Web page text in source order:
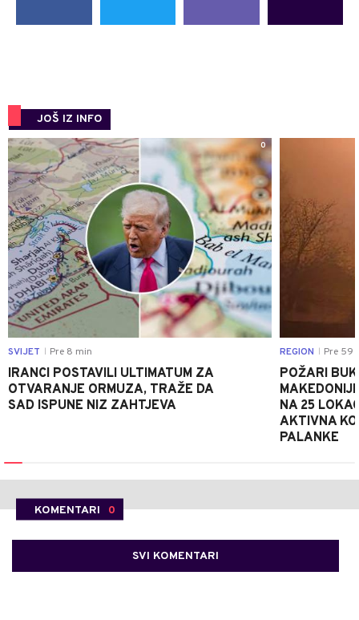
JOŠ IZ INFO
0
SVIJET Pre 8 min
IRANCI POSTAVILI ULTIMATUM ZA
OTVARANJE ORMUZA, TRAŽE DA
SAD ISPUNE NIZ ZAHTJEVA
REGION Pre 59
POŽARI
NA 25
AKTIVNA
PALANKE
KOMENTARI 0
SVI KOMENTARI